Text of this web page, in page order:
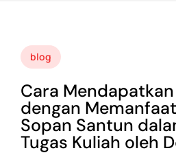
blog
Cara
dengan
Sopan Santun
Tugas Kuliah oleh